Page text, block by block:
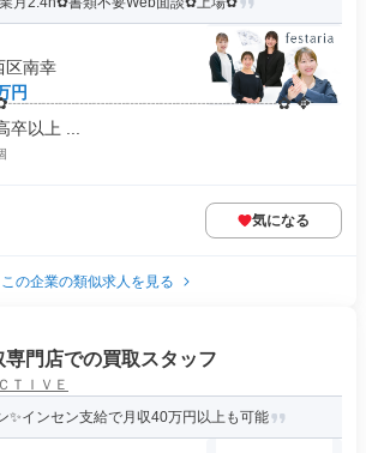
区南幸
円
材 ✿┈┈┈┈┈┈┈┈┈┈┈┈┈┈┈┈✿ ✥
卒以上 ...
気になる
この企業の類似求人を見る
門店での買取スタッフ
ＴＩＶＥ
✨インセン支給で月収40万円以上も可能